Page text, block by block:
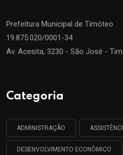
Prefeitura Municipal de Timóteo
19.875.020/0001-34
Av. Acesita, 3230 - São José -
Categoria
ADMINISTRAÇÃO
DESENVOLVIMENTO ECONÔMICO